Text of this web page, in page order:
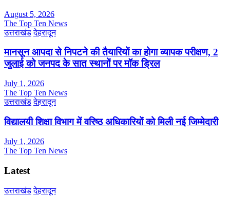
August 5, 2026
The Top Ten News
उत्तराखंड देहरादून
मानसून आपदा से निपटने की तैयारियों का होगा व्यापक परीक्षण, 2
जुलाई को जनपद के सात स्थानों पर मॉक ड्रिल
July 1, 2026
The Top Ten News
उत्तराखंड देहरादून
विद्यालयी शिक्षा विभाग में वरिष्ठ अधिकारियों को मिली नई जिम्मेदारी
July 1, 2026
The Top Ten News
Latest
उत्तराखंड देहरादून